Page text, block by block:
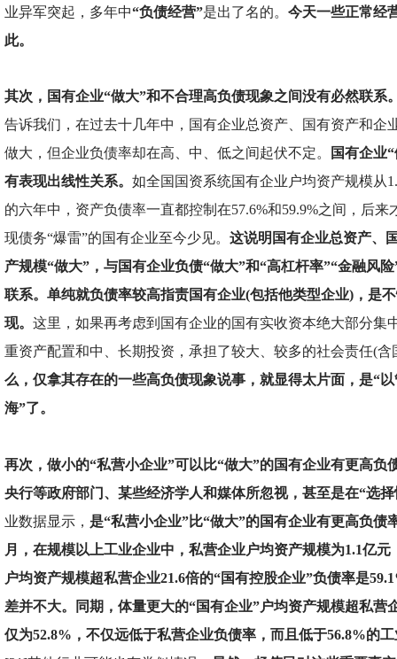
业异军突起，多年中“负债经营”是出了名的。 今天一些正常经
此。
其次，国有企业“做大”和不合理高负债现象之间没有必然联系
告诉我们，在过去十几年中，国有企业总资产、国有资产和企
做大，但企业负债率却在高、中、低之间起伏不定。
国有企业
有表现出线性关系。 如全国国资系统国有企业户均资产规模从
的六年中，资产负债率一直都控制在57.6%和59.9%之间，后来
现债务“爆雷”的国有企业至今少见。 这说明国有企业总资产、
产规模“做大”，与国有企业负债“做大”和“高杠杆率”“金融风
联系。单纯就负债率较高指责国有企业(包括他类型企业)，是
现。 这里，如果再考虑到国有企业的国有实收资本绝大部分集
重资产配置和中、长期投资，承担了较大、较多的社会责任(含
么，仅拿其存在的一些高负债现象说事，就显得太片面，是“
海”了。
再次，做小的“私营小企业”可以比“做大”的国有企业有更高负
央行等政府部门、某些经济学人和媒体所忽视，甚至是在“选
业数据显示， 是“私营小企业”比“做大”的国有企业有更高负债
月，在规模以上工业企业中，私营企业户均资产规模为1.1亿元
户均资产规模超私营企业21.6倍的“国有控股企业”负债率是
差并不大。同期，体量更大的“国有企业”户均资产规模超私营
仅为52.8%，不仅远低于私营企业负债率，而且低于56.8%的